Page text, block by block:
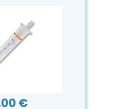
€